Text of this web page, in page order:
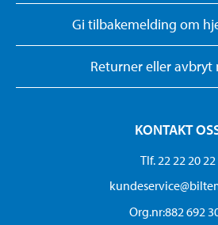
Gi tilbakemelding om
Returner eller
KONTAKT
Tlf. 22 22 20 22
Org.nr:882 692